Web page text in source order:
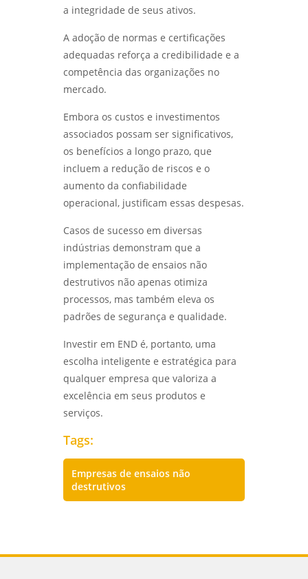
a integridade de seus ativos.
A adoção de normas e certificações
adequadas reforça a credibilidade e a
competência das organizações no
mercado.
Embora os custos e investimentos
associados possam ser significativos,
os benefícios a longo prazo, que
incluem a redução de riscos e o
aumento da confiabilidade
operacional, justificam essas despesas.
Casos de sucesso em diversas
indústrias demonstram que a
implementação de ensaios não
destrutivos não apenas otimiza
processos, mas também eleva os
padrões de segurança e qualidade.
Investir em END é, portanto, uma
escolha inteligente e estratégica para
qualquer empresa que valoriza a
excelência em seus produtos e
serviços.
Tags:
Empresas de ensaios não
destrutivos